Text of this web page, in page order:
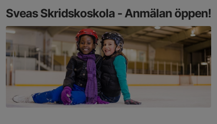
Sveas Skridskoskola - Anmälan öppen!